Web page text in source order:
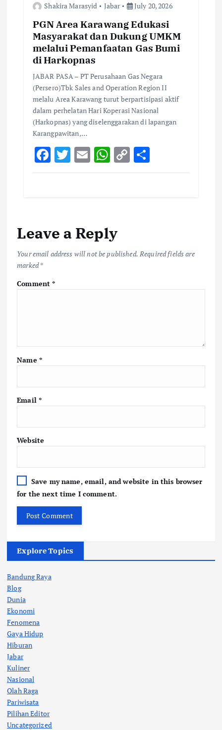
Shakira Marasyid Jabar July 20, 2026
PGN Area Karawang Edukasi
Masyarakat dan Dukung UMKM
melalui Pemanfaatan Gas Bumi
di Harkopnas
JABAR PASA – PT Perusahaan Gas Negara
(Persero)Tbk Sales and Operation Region II
melalu Area Karawang turut berpartisipasi aktif
dalam perhelatan Hari Koperasi Nasional
(Harkopnas) yang diselenggarakan di lapangan
Karangpawitan,…
F
ac
o
k
T
w
E
m
W
h
p
p
C
o
k
S
h
Leave a Reply
Your email address will not be published. Required fields are
marked*
Comment*
Name *
Email *
Website
Save my name, email, and website in this browser
for the next time I comment.
Explore Topics
Bandung Raya
Blog
Dunia
Ekonomi
Fenomena
Gaya Hidup
Hiburan
Jabar
Kuliner
Nasional
Olah Raga
Pariwisata
Pilihan Editor
Uncategorized